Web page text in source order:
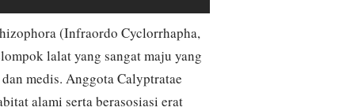
(Infraordo Cyclorrhapha,
lalat yang sangat maju yang
medis. Anggota Calyptratae
alami serta berasosiasi erat